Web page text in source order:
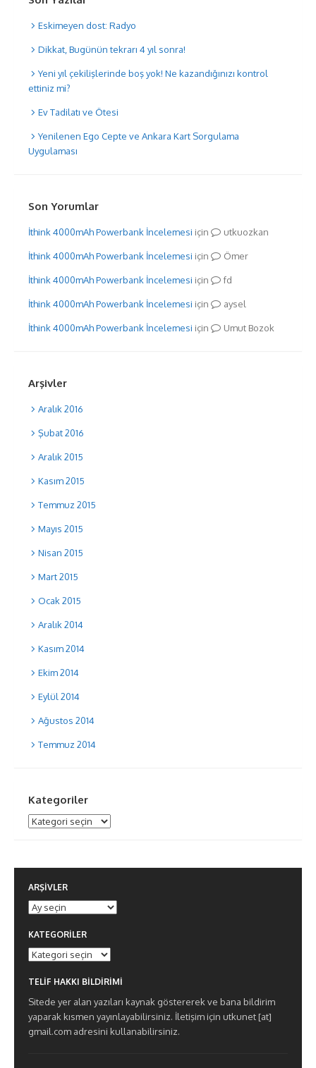
Eskimeyen dost: Radyo
Dikkat, Bugünün tekrarı 4 yıl sonra!
Yeni yıl çekilişlerinde boş yok! Ne kazandığınızı kontrol
ettiniz mi?
Ev Tadilatı ve Ötesi
Yenilenen Ego Cepte ve Ankara Kart Sorgulama
Uygulaması
Son Yorumlar
İthink 4000mAh Powerbank İncelemesi için utkuozkan
İthink 4000mAh Powerbank İncelemesi için Ömer
İthink 4000mAh Powerbank İncelemesi için fd
İthink 4000mAh Powerbank İncelemesi için aysel
İthink 4000mAh Powerbank İncelemesi için Umut Bozok
Arşivler
Aralık 2016
Şubat 2016
Aralık 2015
Kasım 2015
Temmuz 2015
Mayıs 2015
Nisan 2015
Mart 2015
Ocak 2015
Aralık 2014
Kasım 2014
Ekim 2014
Eylül 2014
Ağustos 2014
Temmuz 2014
Kategoriler
Kategoriler
ARŞIVLER
Arşivler
KATEGORILER
Kategoriler
TELIF HAKKI BILDIRIMI
Sitede yer alan yazıları kaynak göstererek ve bana bildirim
yaparak kısmen yayınlayabilirsiniz. İletişim için utkunet [at]
gmail.com adresini kullanabilirsiniz.